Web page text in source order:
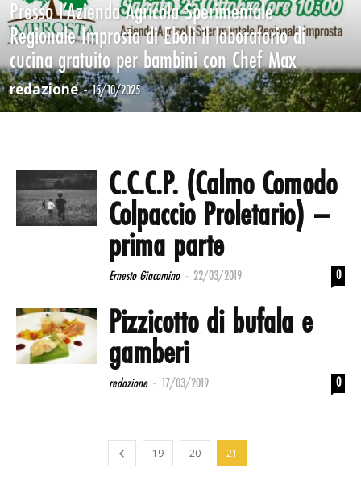
Presso l’Azienda Agricola Sperimentale
Regionale Improsta di Eboli il laboratorio di
cucina gratuito per bambini con Chef Max
redazione - 15/10/2025
C.C.C.P. (Calmo Comodo
Colpaccio Proletario) –
prima parte
Ernesto Giacomino - 22/03/2019 0
Pizzicotto di bufala e
gamberi
redazione - 17/03/2019 0
19 20 21